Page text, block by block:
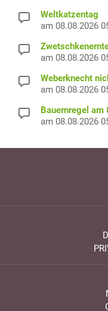
Weltkatzentag
am 08.08.2026
am 08.08.2026
Weberknecht
am 08.08.2026
Bauernregel am
am 08.08.2026